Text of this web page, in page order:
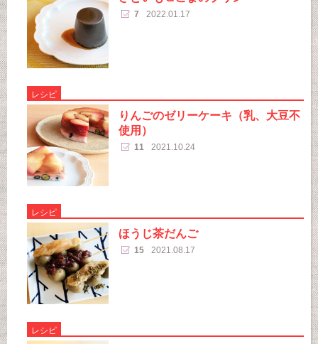
7 2022.01.17
レシピ
りんごのゼリーケーキ（乳、大豆不
使用）
11 2021.10.24
レシピ
ほうじ茶だんご
15 2021.08.17
レシピ